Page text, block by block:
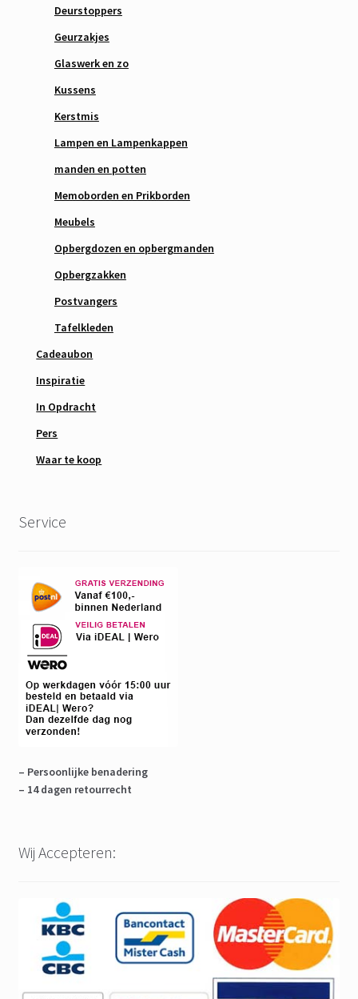
Deurstoppers
Geurzakjes
Glaswerk en zo
Kussens
Kerstmis
Lampen en Lampenkappen
manden en potten
Memoborden en Prikborden
Meubels
Opbergdozen en opbergmanden
Opbergzakken
Postvangers
Tafelkleden
Cadeaubon
Inspiratie
In Opdracht
Pers
Waar te koop
Service
– Persoonlijke benadering
– 14 dagen retourrecht
Wij Accepteren: